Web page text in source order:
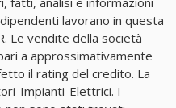
lavorano in questa
Le vendite della società
a approssimativamente
il rating del credito. La
Impianti-Elettrici. I